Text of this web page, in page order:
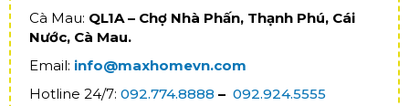
Cà Mau: QL1A – Chợ Nhà Phấn, Thạnh Phú, Cái
Nước, Cà Mau.
Email: info@maxhomevn.com
Hotline 24/7: 092.774.8888 – 092.924.5555